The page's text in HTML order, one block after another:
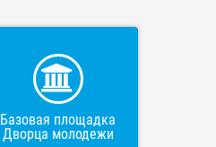
Базовая площадка
Дворца молодежи